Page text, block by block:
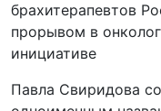
брахитерапевтов
прорывом в
инициативе
Павла Свиридова